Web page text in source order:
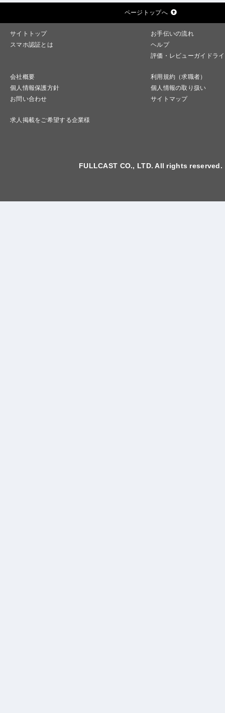
ページトップへ
サイトトップ
お手伝いの流れ
スマホ認証とは
ヘルプ
評価・レビューガイドラ
会社概要
利用規約（求職者）
個人情報保護方針
個人情報の取り扱い
お問い合わせ
サイトマップ
求人掲載をご希望する企業様
FULLCAST CO., LTD. All rights reserved.